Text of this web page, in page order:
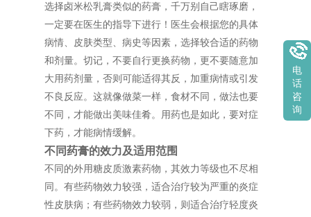
选择卤米松乳膏类似的药膏，千万别自己瞎琢磨，
一定要在医生的指导下进行！医生会根据您的具体
病情、皮肤类型、病史等因素，选择较合适的药物
和剂量。切记，不要自行更换药物，更不要随意加
大用药剂量，否则可能适得其反，加重病情或引发
不良反应。这就像做菜一样，食材不同，做法也要
不同，才能做出美味佳肴。用药也是如此，要对症
下药，才能病情缓解。
不同药膏的效力及适用范围
不同的外用糖皮质激素药物，其效力等级也不尽相
同。有些药物效力较强，适合治疗较为严重的炎症
性皮肤病；有些药物效力较弱，则适合治疗轻度炎
电
话
咨
询